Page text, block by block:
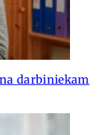
darbiniekam